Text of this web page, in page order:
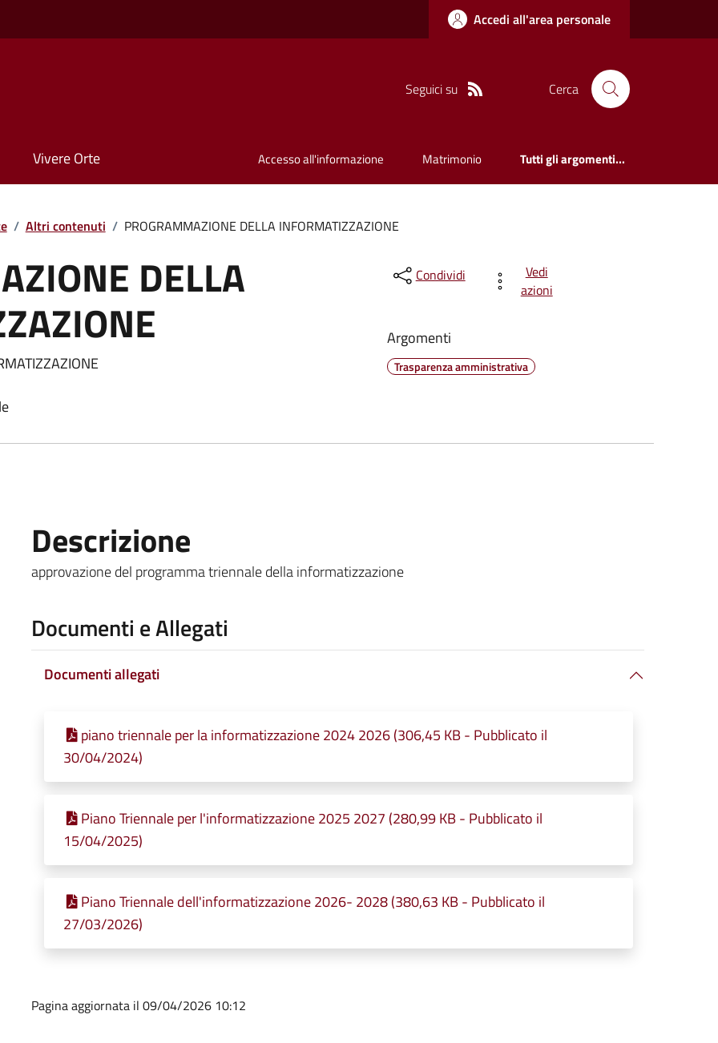
Accedi all'area personale
Seguici su Cerca
Vivere Orte Accesso all'informazione Matrimonio Tutti gli argomenti...
/ Altri contenuti / PROGRAMMAZIONE DELLA INFORMATIZZAZIONE
DELLA Condividi
Vedi
azioni
Argomenti
Trasparenza amministrativa
Descrizione
approvazione del programma triennale della informatizzazione
Documenti e Allegati
Documenti allegati
piano triennale per la informatizzazione 2024 2026 (306,45 KB - Pubblicato il
30/04/2024)
Piano Triennale per l'informatizzazione 2025 2027 (280,99 KB - Pubblicato il
15/04/2025)
Piano Triennale dell'informatizzazione 2026- 2028 (380,63 KB - Pubblicato il
27/03/2026)
Pagina aggiornata il 09/04/2026 10:12